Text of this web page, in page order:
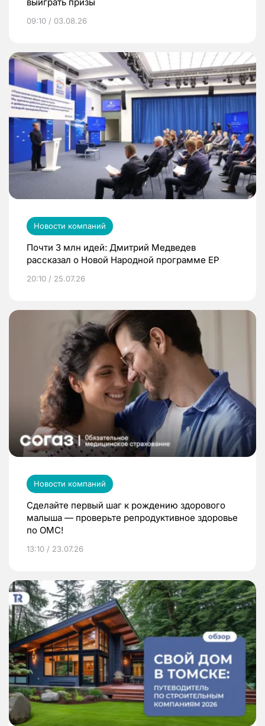
09:10 / 03.08.26
Новости компаний
Почти 3 млн идей: Дмитрий Медведев
рассказал о Новой Народной программе ЕР
20:10 / 25.07.26
Новости компаний
Сделайте первый шаг к рождению здорового
малыша — проверьте репродуктивное здоровье
по ОМС!
13:10 / 23.07.26